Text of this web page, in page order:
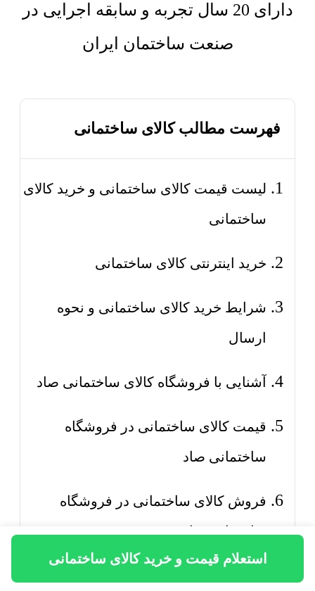
استعلام قیمت و خرید کالای ساختمانی
دارای 20 سال تجربه و سابقه اجرایی در
صنعت ساختمان ایران
فهرست مطالب کالای ساختمانی
لیست قیمت کالای ساختمانی و خرید کالای
ساختمانی
خرید اینترنتی کالای ساختمانی
شرایط خرید کالای ساختمانی و نحوه
ارسال
آشنایی با فروشگاه کالای ساختمانی صاد
قیمت کالای ساختمانی در فروشگاه
ساختمانی صاد
فروش کالای ساختمانی در فروشگاه
ساختمانی صاد